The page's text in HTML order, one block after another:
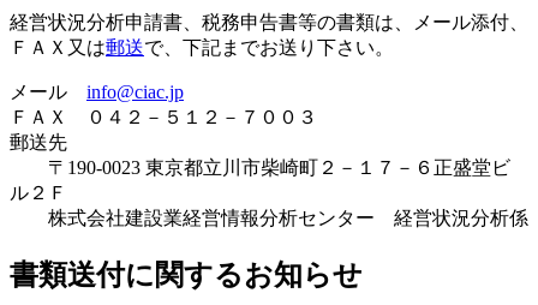
経営状況分析申請書、税務申告書等の書類は、メール添付、
ＦＡＸ又は郵送で、下記までお送り下さい。
メール info@ciac.jp
ＦＡＸ ０４２－５１２－７００３
郵送先
〒190-0023 東京都立川市柴崎町２－１７－６正盛堂ビ
ル２Ｆ
株式会社建設業経営情報分析センター 経営状況分析係
書類送付に関するお知らせ